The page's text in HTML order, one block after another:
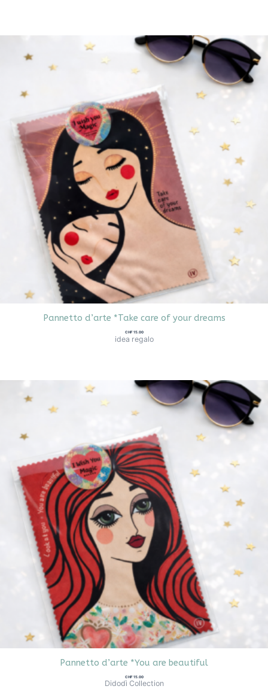
Pannetto d’arte *Take care of your dreams
CHF 15.00
idea regalo
Pannetto d’arte *You are beautiful
CHF 15.00
Didodì Collection